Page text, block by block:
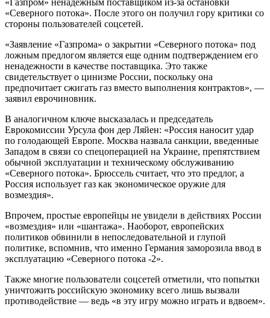
«Северного потока». После этого он получил гору критики со
стороны пользователей соцсетей.
«Заявление «Газпрома» о закрытии «Северного потока» под
ложным предлогом является еще одним подтверждением его
ненадежности в качестве поставщика. Это также
свидетельствует о цинизме России, поскольку она
предпочитает сжигать газ вместо выполнения контрактов», —
заявил еврочиновник.
В аналогичном ключе высказалась и председатель
Еврокомиссии Урсула фон дер Ляйен: «Россия наносит удар
по голодающей Европе. Москва назвала санкции, введенные
Западом в связи со спецоперацией на Украине, препятствием
обычной эксплуатации и техническому обслуживанию
«Северного потока». Брюссель считает, что это предлог, а
Россия использует газ как экономическое оружие для
возмездия».
Впрочем, простые европейцы не увидели в действиях России
«возмездия» или «шантажа». Наоборот, европейских
политиков обвинили в непоследовательной и глупой
политике, вспомнив, что именно Германия заморозила ввод в
эксплуатацию «Северного потока -2».
Также многие пользователи соцсетей отметили, что попытки
уничтожить российскую экономику всего лишь вызвали
противодействие — ведь «в эту игру можно играть и вдвоем».